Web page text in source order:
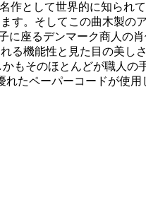
として世界的に知ら
。そしてこの曲木製
座るデンマーク商人の
機能性と見た目の美
もそのほとんどが職人
たペーパーコードが使